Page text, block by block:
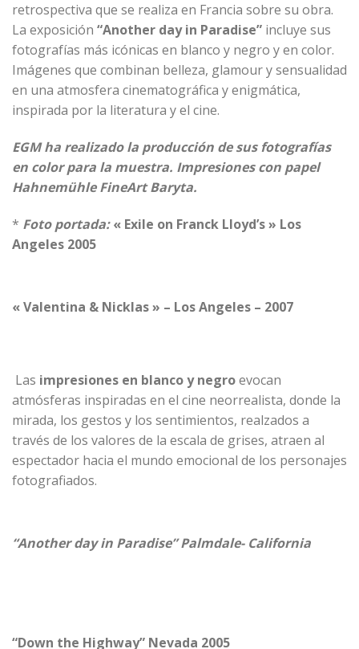
retrospectiva que se realiza en Francia sobre su obra.
La exposición “Another day in Paradise” incluye sus
fotografías más icónicas en blanco y negro y en color.
Imágenes que combinan belleza, glamour y sensualidad
en una atmosfera cinematográfica y enigmática,
inspirada por la literatura y el cine.
EGM ha realizado la producción de sus fotografías
en color para la muestra. Impresiones con papel
Hahnemühle FineArt Baryta.
* Foto portada:« Exile on Franck Lloyd’s » Los
Angeles 2005
« Valentina & Nicklas » – Los Angeles – 2007
Las impresiones en blanco y negroevocan
atmósferas inspiradas en el cine neorrealista, donde la
mirada, los gestos y los sentimientos, realzados a
través de los valores de la escala de grises, atraen al
espectador hacia el mundo emocional de los personajes
fotografiados.
“Another day in Paradise” Palmdale- California
“Down the Highway” Nevada 2005